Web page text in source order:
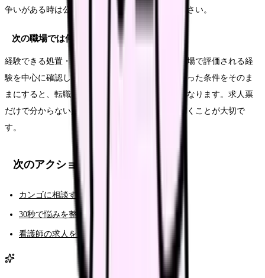
争いがある時は公的窓口や専門家に相談してください。
次の職場では何を確認すればいいですか？
経験できる処置・教育体制・異動の余地・次の職場で評価される経
験を中心に確認してください。今の職場でつらかった条件をそのま
まにすると、転職しても同じ悩みが再発しやすくなります。求人票
だけで分からない点は、面接や見学で具体的に聞くことが大切で
す。
次のアクション
カンゴに相談する（AI相談）
30秒で悩みを整理する（悩み診断）
看護師の求人を見る